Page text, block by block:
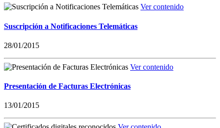
Ver contenido
Suscripción a Notificaciones Telemáticas
28/01/2015
Ver contenido
Presentación de Facturas Electrónicas
13/01/2015